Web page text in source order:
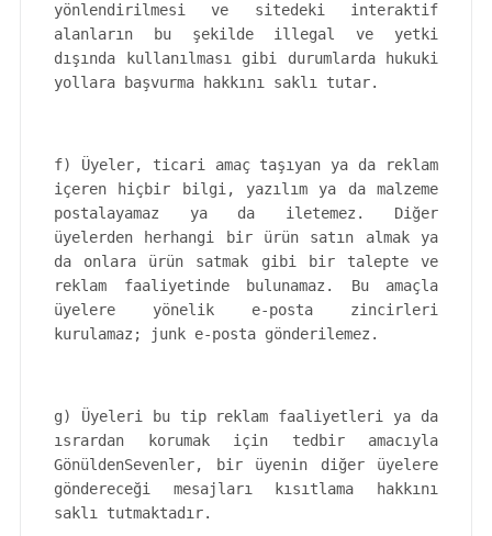
yönlendirilmesi ve sitedeki interaktif
alanların bu şekilde illegal ve yetki
dışında kullanılması gibi durumlarda hukuki
yollara başvurma hakkını saklı tutar.
f) Üyeler, ticari amaç taşıyan ya da reklam
içeren hiçbir bilgi, yazılım ya da malzeme
postalayamaz ya da iletemez. Diğer
üyelerden herhangi bir ürün satın almak ya
da onlara ürün satmak gibi bir talepte ve
reklam faaliyetinde bulunamaz. Bu amaçla
üyelere yönelik e-posta zincirleri
kurulamaz; junk e-posta gönderilemez.
g) Üyeleri bu tip reklam faaliyetleri ya da
ısrardan korumak için tedbir amacıyla
GönüldenSevenler, bir üyenin diğer üyelere
göndereceği mesajları kısıtlama hakkını
saklı tutmaktadır.